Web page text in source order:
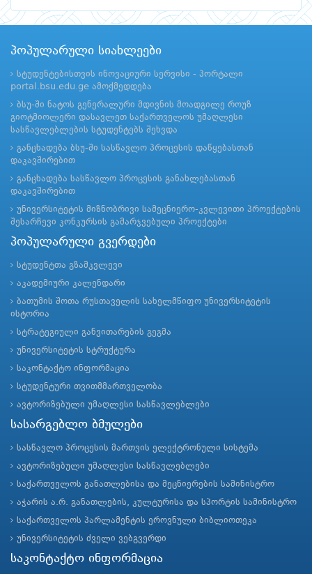
პოპულარული სიახლეები
სტუდენტებისთვის ინოვაციური სერვისი - პორტალი
portal.bsu.edu.ge ამოქმედდება
ბსუ-ში ნატოს გენერალური მდივნის მოადგილე როუზ
გიოტმიოლერი დასავლეთ საქართველოს უმაღლესი
სასწავლებლების სტუდენტებს შეხვდა
განცხადება ბსუ-ში სასწავლო პროცესის დაწყებასთან
დაკავშირებით
განცხადება სასწავლო პროცესის განახლებასთან
დაკავშირებით
უნივერსიტეტის მიზნობრივი სამეცნიერო-კვლევითი პროექტების
შესარჩევი კონკურსის გამარჯვებული პროექტები
პოპულარული გვერდები
სტუდენტთა გზამკვლევი
აკადემიური კალენდარი
ბათუმის შოთა რუსთაველის სახელმწიფო უნივერსიტეტის
ისტორია
სტრატეგიული განვითარების გეგმა
უნივერსიტეტის სტრუქტურა
საკონტაქტო ინფორმაცია
სტუდენტური თვითმმართველობა
ავტორიზებული უმაღლესი სასწავლებლები
სასარგებლო ბმულები
სასწავლო პროცესის მართვის ელექტრონული სისტემა
ავტორიზებული უმაღლესი სასწავლებლები
საქართველოს განათლებისა და მეცნიერების სამინისტრო
აჭარის ა.რ. განათლების, კულტურისა და სპორტის სამინისტრო
საქართველოს პარლამენტის ეროვნული ბიბლიოთეკა
უნივერსიტეტის ძველი ვებგვერდი
საკონტაქტო ინფორმაცია